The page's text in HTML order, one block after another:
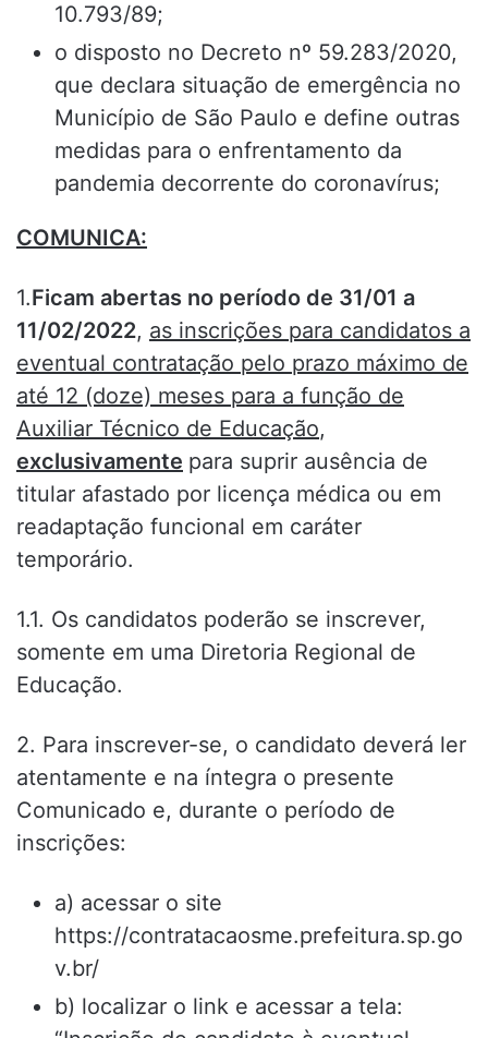
10.793/89;
o disposto no Decreto nº 59.283/2020,
que declara situação de emergência no
Município de São Paulo e define outras
medidas para o enfrentamento da
pandemia decorrente do coronavírus;
COMUNICA:
1.Ficam abertas no período de 31/01 a
11/02/2022, as inscrições para candidatos a
eventual contratação pelo prazo máximo de
até 12 (doze) meses para a função de
Auxiliar Técnico de Educação,
exclusivamente para suprir ausência de
titular afastado por licença médica ou em
readaptação funcional em caráter
temporário.
1.1. Os candidatos poderão se inscrever,
somente em uma Diretoria Regional de
Educação.
2. Para inscrever-se, o candidato deverá ler
atentamente e na íntegra o presente
Comunicado e, durante o período de
inscrições:
a) acessar o site
https://contratacaosme.prefeitura.sp.go
v.br/
b) localizar o link e acessar a tela: